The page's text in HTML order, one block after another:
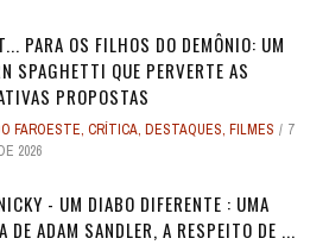
PARA OS FILHOS DO DEMÔNIO: UM
SPAGHETTI QUE PERVERTE AS
PROPOSTAS
FAROESTE, CRÍTICA, DESTAQUES, FILMES
7
2026
- UM DIABO DIFERENTE : UMA
DE ADAM SANDLER, A RESPEITO DE ...